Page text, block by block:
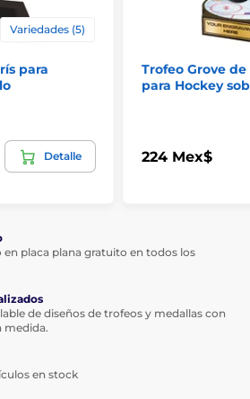
Variedades (5)
para
Detalle
Trofeo Grove
para Hockey
224 Mex$
en placa plana gratuito en todos los
de diseños de trofeos y medallas con
medida.
en stock